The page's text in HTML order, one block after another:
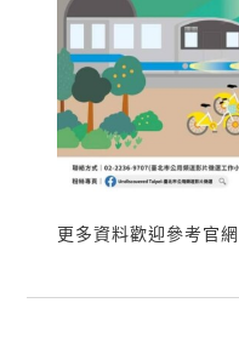
更多資料歡迎參考官網